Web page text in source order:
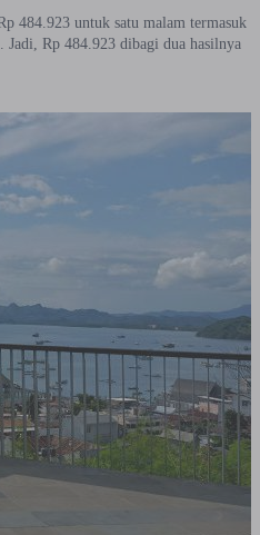
484.923 untuk satu malam termasuk
Jadi, Rp 484.923 dibagi dua hasilnya